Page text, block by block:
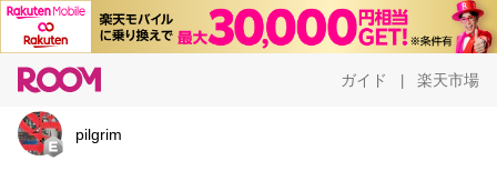
ガイド 楽天市場
pilgrim